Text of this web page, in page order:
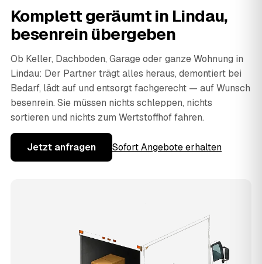
Komplett geräumt in Lindau,
besenrein übergeben
Ob Keller, Dachboden, Garage oder ganze Wohnung in
Lindau: Der Partner trägt alles heraus, demontiert bei
Bedarf, lädt auf und entsorgt fachgerecht — auf Wunsch
besenrein. Sie müssen nichts schleppen, nichts
sortieren und nichts zum Wertstoffhof fahren.
Jetzt anfragen Sofort Angebote erhalten